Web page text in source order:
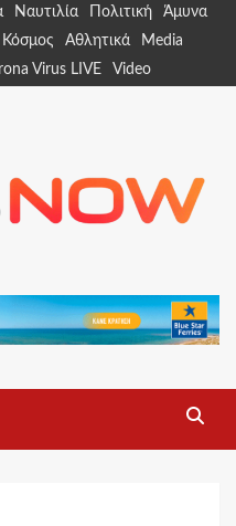
Ναυτιλία Πολιτική
Άμυνα
Κόσμος Αθλητικά
Media
Virus LIVE Video